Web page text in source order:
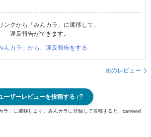
ンクから「みんカラ」に遷移して、
違反報告ができます。
みんカラ」から、違反報告をする
次のレビュー
ーザーレビューを投稿する
」に遷移します。みんカラに登録して投稿すると、carview!